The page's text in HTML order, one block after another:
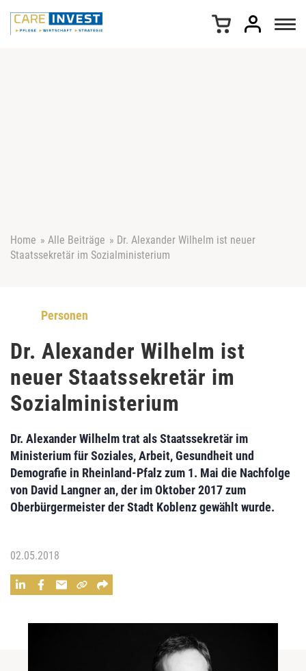
Home » Alle Beiträge » Dr. Alexander Wilhelm ist neuer
Staatssekretär im Sozialministerium
Personen
Dr. Alexander Wilhelm ist
neuer Staatssekretär im
Sozialministerium
Dr. Alexander Wilhelmtrat als Staatssekretär im
Ministerium für Soziales, Arbeit, Gesundheit und
Demografie in Rheinland-Pfalz zum 1. Mai die Nachfolge
von David Langneran, der im Oktober 2017 zum
Oberbürgermeister der Stadt Koblenz gewählt wurde.
02.05.2018